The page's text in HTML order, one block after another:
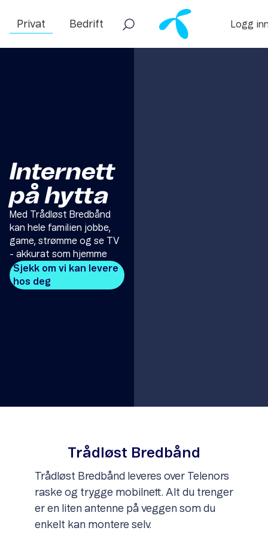
Privat Bedrift Logg
Internett
på hytta
Med Trådløst Bredbånd
kan hele familien jobbe,
game, strømme og se TV
- akkurat som hjemme
Sjekk om vi kan levere
hos deg
Trådløst Bredbånd
Trådløst Bredbånd leveres over Telenors
raske og trygge mobilnett. Alt du trenger
er en liten antenne på veggen som du
enkelt kan montere selv.